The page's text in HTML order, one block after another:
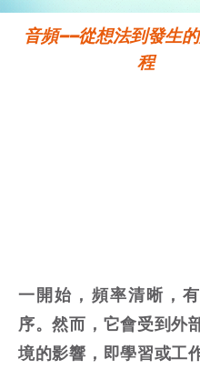
音頻——從想法到發生
程
一開始，頻率清晰，
序。然而，它會受到外
境的影響，即學習或工